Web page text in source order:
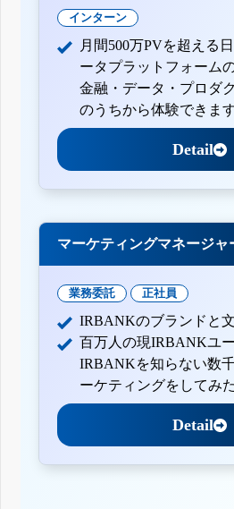
インターン
月間500万PVを超える
ータプラットフォーム
金融・データ・プロダ
のうちから体験できます
Detail
マーケティングマネージャ
業務委託 正社員
IRBANKのブランドと文
百万人の現IRBANKユ
IRBANKを知らない数
ーケティングをしてみ
Detail